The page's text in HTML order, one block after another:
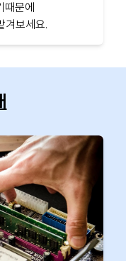
때문에
겨보세요.